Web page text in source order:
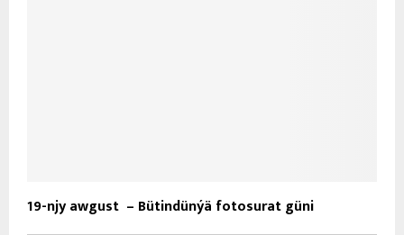
19-njy awgust – Bütindünýä fotosurat güni